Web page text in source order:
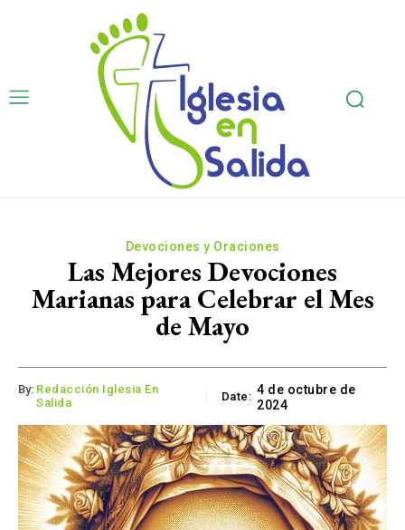
Devociones y Oraciones
Las Mejores Devociones
Marianas para Celebrar el Mes
de Mayo
By: Redacción Iglesia En
Salida
Date: 4 de octubre de
2024